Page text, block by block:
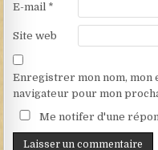
E-mail *
Site web
Enregistrer mon nom, mon
navigateur pour mon
Me notifer d'une